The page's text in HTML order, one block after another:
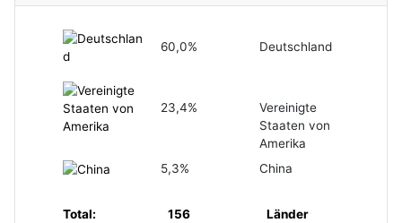
60,0% Deutschland
23,4%
Vereinigte
Staaten von
Amerika
5,3%
China
Total: 156 Länder